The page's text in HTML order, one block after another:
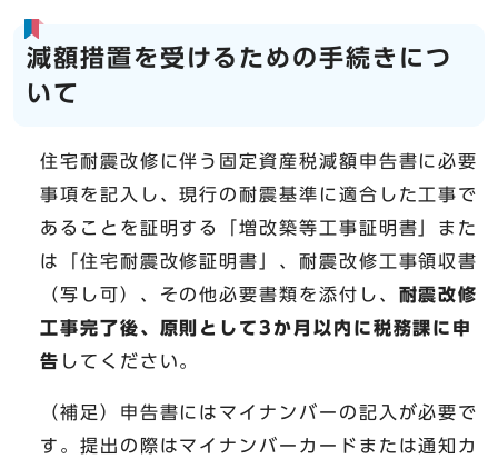
減額措置を受けるための手続きにつ
いて
住宅耐震改修に伴う固定資産税減額申告書に必要
事項を記入し、現行の耐震基準に適合した工事で
あることを証明する「増改築等工事証明書」また
は「住宅耐震改修証明書」、耐震改修工事領収書
（写し可）、その他必要書類を添付し、 耐震改修
工事完了後、原則として3か月以内に税務課に申
告 してください。
（補足）申告書にはマイナンバーの記入が必要で
す。提出の際はマイナンバーカードまたは通知カ